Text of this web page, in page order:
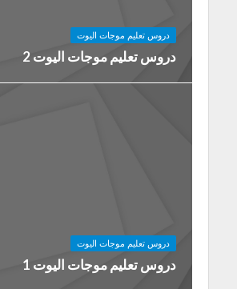
دروس تعليم موجات اليوت
دروس تعليم موجات اليوت 2
دروس تعليم موجات اليوت
دروس تعليم موجات اليوت 1